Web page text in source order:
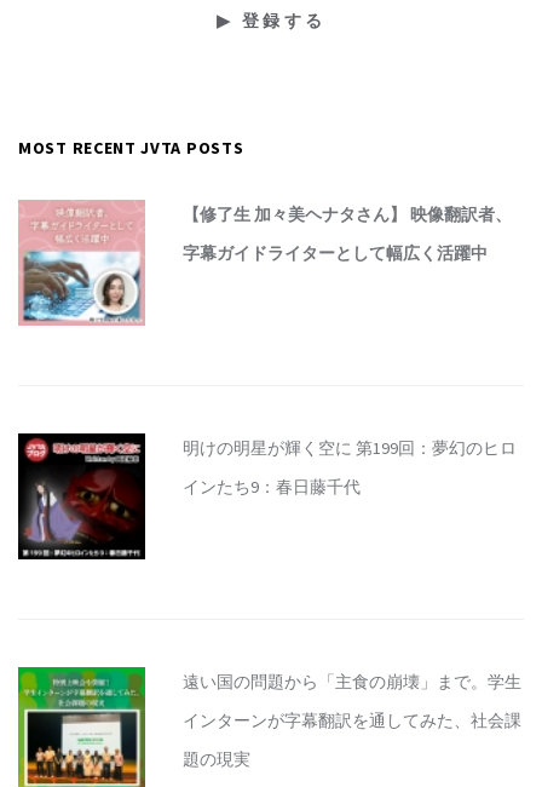
MOST RECENT JVTA POSTS
【修了生 加々美ヘナタさん】 映像翻訳者、
字幕ガイドライターとして幅広く活躍中
明けの明星が輝く空に 第199回：夢幻のヒロ
インたち9：春日藤千代
遠い国の問題から「主食の崩壊」まで。学生
インターンが字幕翻訳を通してみた、社会課
題の現実